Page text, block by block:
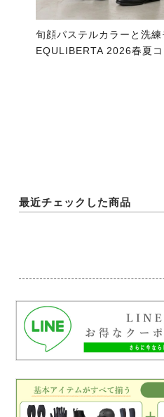
旬顔パステルカラーと洗練
EQULIBERTA 2026春夏
最近チェックした商品